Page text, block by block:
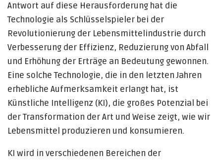
Antwort auf diese Herausforderung hat die
Technologie als Schlüsselspieler bei der
Revolutionierung der Lebensmittelindustrie durch
Verbesserung der Effizienz, Reduzierung von Abfall
und Erhöhung der Erträge an Bedeutung gewonnen.
Eine solche Technologie, die in den letzten Jahren
erhebliche Aufmerksamkeit erlangt hat, ist
Künstliche Intelligenz (KI), die großes Potenzial bei
der Transformation der Art und Weise zeigt, wie wir
Lebensmittel produzieren und konsumieren.
KI wird in verschiedenen Bereichen der